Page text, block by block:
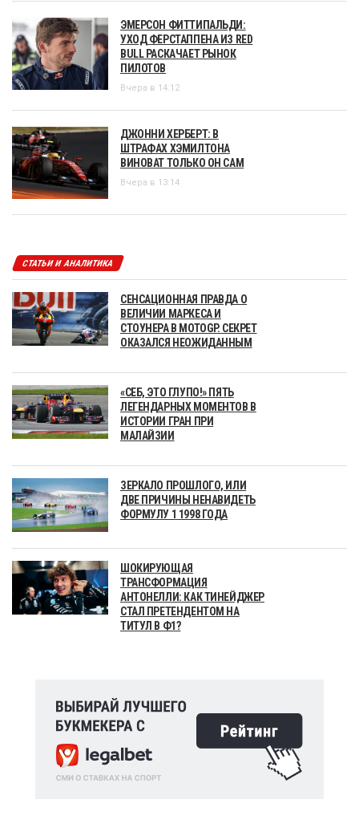
ЭМЕРСОН ФИТТИПАЛЬДИ:
УХОД ФЕРСТАППЕНА ИЗ RED
BULL РАСКАЧАЕТ РЫНОК
ПИЛОТОВ
Вчера в 14:12
ДЖОННИ ХЕРБЕРТ: В
ШТРАФАХ ХЭМИЛТОНА
ВИНОВАТ ТОЛЬКО ОН САМ
Вчера в 13:14
СТАТЬИ И АНАЛИТИКА
СЕНСАЦИОННАЯ ПРАВДА О
ВЕЛИЧИИ МАРКЕСА И
СТОУНЕРА В MOTOGP. СЕКРЕТ
ОКАЗАЛСЯ НЕОЖИДАННЫМ
«СЕБ, ЭТО ГЛУПО!» ПЯТЬ
ЛЕГЕНДАРНЫХ МОМЕНТОВ В
ИСТОРИИ ГРАН ПРИ
МАЛАЙЗИИ
ЗЕРКАЛО ПРОШЛОГО, ИЛИ
ДВЕ ПРИЧИНЫ НЕНАВИДЕТЬ
ФОРМУЛУ 1 1998 ГОДА
ШОКИРУЮЩАЯ
ТРАНСФОРМАЦИЯ
АНТОНЕЛЛИ: КАК ТИНЕЙДЖЕР
СТАЛ ПРЕТЕНДЕНТОМ НА
ТИТУЛ В Ф1?